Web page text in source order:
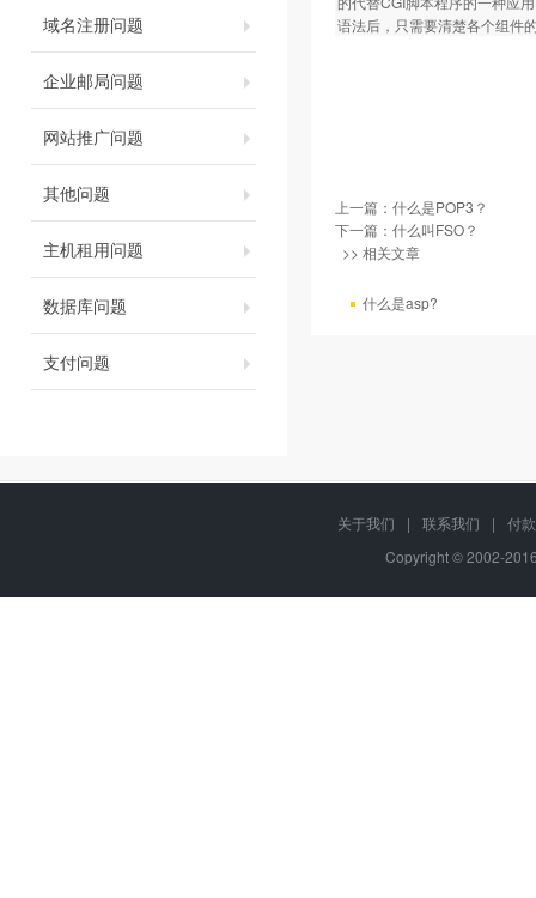
域名注册问题
企业邮局问题
网站推广问题
其他问题
主机租用问题
数据库问题
支付问题
语法后，只需要清楚各个组件
上一篇： 什么是POP3？
下一篇： 什么叫FSO？
>> 相关文章
什么是asp?
关于我们 | 联系我们 |
付
Copyright © 2002-